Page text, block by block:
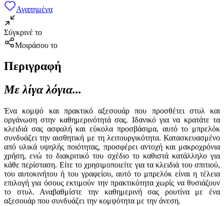
Αγαπημένα
Σύγκρινέ το
Μοιράσου το
Περιγραφή
Με λίγα λόγια...
Ένα κομψό και πρακτικό αξεσουάρ που προσθέτει στυλ και
οργάνωση στην καθημερινότητά σας. Ιδανικό για να κρατάτε τα
κλειδιά σας ασφαλή και εύκολα προσβάσιμα, αυτό το μπρελόκ
συνδυάζει την αισθητική με τη λειτουργικότητα. Κατασκευασμένο
από υλικά υψηλής ποιότητας, προσφέρει αντοχή και μακροχρόνια
χρήση, ενώ το διακριτικό του σχέδιο το καθιστά κατάλληλο για
κάθε περίσταση. Είτε το χρησιμοποιείτε για τα κλειδιά του σπιτιού,
του αυτοκινήτου ή του γραφείου, αυτό το μπρελόκ είναι η τέλεια
επιλογή για όσους εκτιμούν την πρακτικότητα χωρίς να θυσιάζουν
το στυλ. Αναβαθμίστε την καθημερινή σας ρουτίνα με ένα
αξεσουάρ που συνδυάζει την κομψότητα με την άνεση.